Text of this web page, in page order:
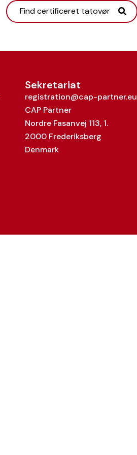
Find certificeret tatovør
Sekretariat
registration@cap-partner.eu
CAP Partner
Nordre Fasanvej 113, 1.
2000 Frederiksberg
Denmark